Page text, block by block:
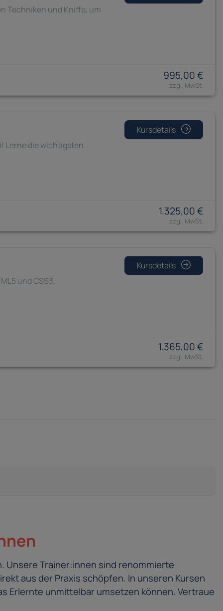
Techniken und Kniffe, um
995,00 €
Lerne die wichtigsten
Kursdetails
1.325,00 €
und CSS3.
Kursdetails
1.365,00 €
Unsere Trainer:innen sind renommierte
aus der Praxis schöpfen. In unseren Kursen
Erlernte unmittelbar umsetzen können. Vertraue